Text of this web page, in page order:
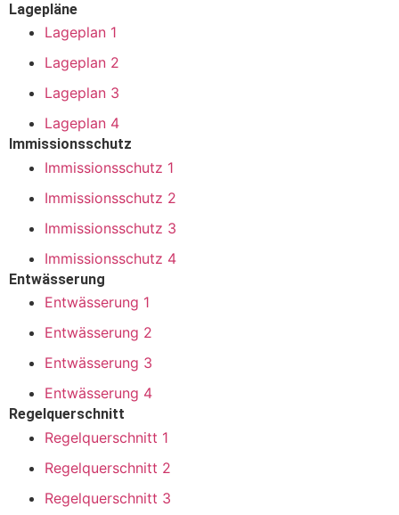
Lagepläne
Lageplan 1
Lageplan 2
Lageplan 3
Lageplan 4
Immissionsschutz
Immissionsschutz 1
Immissionsschutz 2
Immissionsschutz 3
Immissionsschutz 4
Entwässerung
Entwässerung 1
Entwässerung 2
Entwässerung 3
Entwässerung 4
Regelquerschnitt
Regelquerschnitt 1
Regelquerschnitt 2
Regelquerschnitt 3